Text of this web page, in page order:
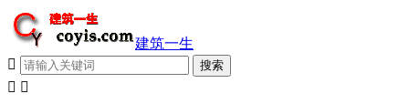
建筑一生

 